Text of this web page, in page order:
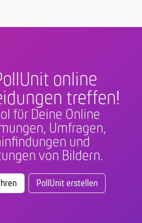
online
treffen!
für Deine Online
Umfragen,
und
von Bildern.
PollUnit erstellen